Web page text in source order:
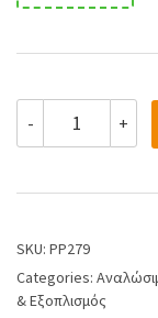
- +
SKU: PP279
Categories:
& Εξοπλισμός